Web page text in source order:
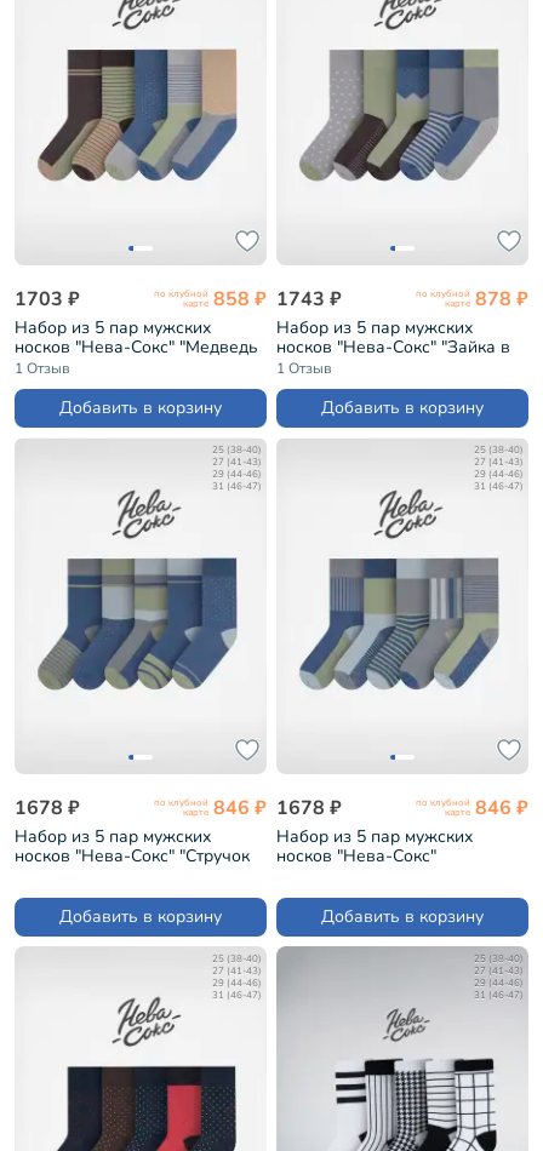
1703 ₽ по клубной
карте 858 ₽
Набор из 5 пар мужских
носков "Нева-Сокс" "Медведь
в лесу" (НС-5-НМ50)
1 Отзыв
Добавить в корзину
1743 ₽ по клубной
карте 878 ₽
Набор из 5 пар мужских
носков "Нева-Сокс" "Зайка в
лесу" (НС-5-НМ50)
1 Отзыв
Добавить в корзину
25 (38-40)
27 (41-43)
29 (44-46)
31 (46-47)
1678 ₽ по клубной
карте 846 ₽
Набор из 5 пар мужских
носков "Нева-Сокс" "Стручок
Добавить в корзину
25 (38-40)
27 (41-43)
29 (44-46)
31 (46-47)
1678 ₽ по клубной
карте 846 ₽
Набор из 5 пар мужских
носков "Нева-Сокс"
(НС-5-НМ54)
Добавить в корзину
25 (38-40)
27 (41-43)
29 (44-46)
31 (46-47)
25 (38-40)
27 (41-43)
29 (44-46)
31 (46-47)